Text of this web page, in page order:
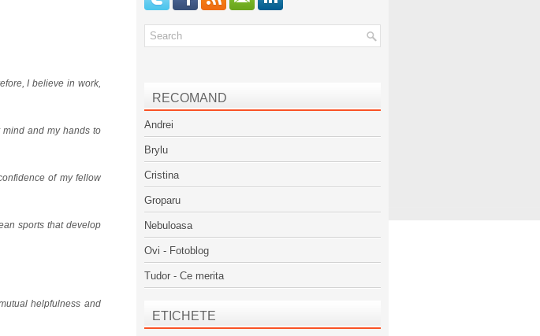
I believe in work,
and my hands to
of my fellow
sports that develop
helpfulness and
RECOMAND
Andrei
Brylu
Cristina
Groparu
Nebuloasa
Ovi - Fotoblog
Tudor - Ce merita
ETICHETE